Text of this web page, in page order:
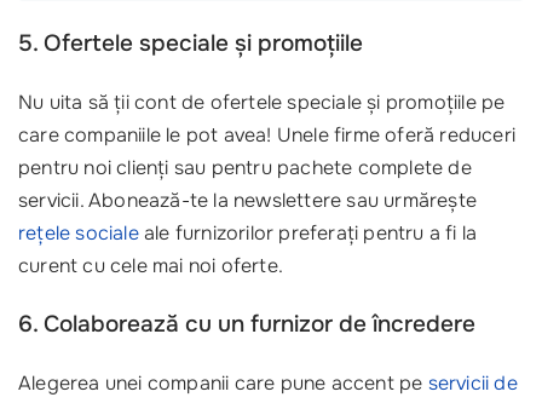
5. Ofertele speciale și promoțiile
Nu uita să ții cont de ofertele speciale și promoțiile pe
care companiile le pot avea! Unele firme oferă reduceri
pentru noi clienți sau pentru pachete complete de
servicii. Abonează-te la newslettere sau urmărește
rețele socialeale furnizorilor preferați pentru a fi la
curent cu cele mai noi oferte.
6. Colaborează cu un furnizor de încredere
Alegerea unei companii care pune accent pe servicii de